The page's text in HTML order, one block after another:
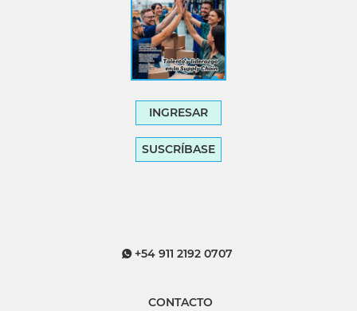
INGRESAR
SUSCRÍBASE
+54 911 2192 0707
CONTACTO